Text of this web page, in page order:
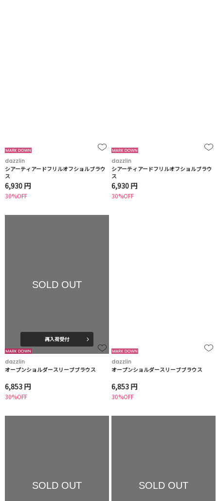
dazzlin
シアーティアードフリルオフショルブラウ
ス
6,930 円
30%OFF
dazzlin
シアーティアードフリルオフショルブラウ
ス
6,930 円
30%OFF
SOLD OUT
再入荷受付
dazzlin
オープンショルダースリーブブラウス
6,853 円
30%OFF
dazzlin
オープンショルダースリーブブラウス
6,853 円
30%OFF
SOLD OUT SOLD OUT